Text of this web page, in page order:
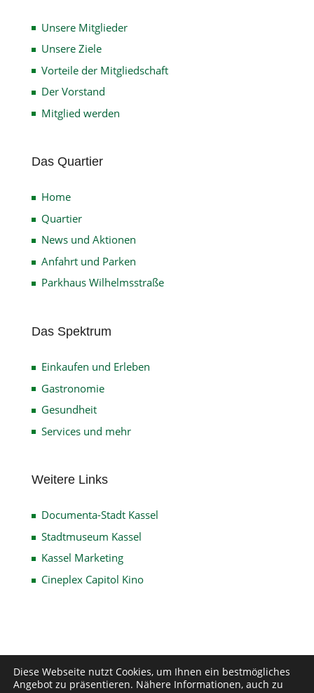
Unsere Mitglieder
Unsere Ziele
Vorteile der Mitgliedschaft
Der Vorstand
Mitglied werden
Das Quartier
Home
Quartier
News und Aktionen
Anfahrt und Parken
Parkhaus Wilhelmsstraße
Das Spektrum
Einkaufen und Erleben
Gastronomie
Gesundheit
Services und mehr
Weitere Links
Documenta-Stadt Kassel
Stadtmuseum Kassel
Kassel Marketing
Cineplex Capitol Kino
Impressum Datenschutz
Disclaimer
Kontakt
Diese Webseite nutzt Cookies, um Ihnen ein bestmögliches
Angebot zu präsentieren. Nähere Informationen, auch zu